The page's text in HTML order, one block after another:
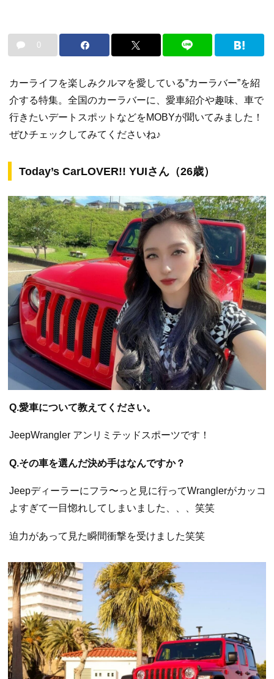
0
カーライフを楽しみクルマを愛している”カーラバー”を紹
介する特集。全国のカーラバーに、愛車紹介や趣味、車で
行きたいデートスポットなどをMOBYが聞いてみました！
ぜひチェックしてみてくださいね♪
Today’s CarLOVER!! YUIさん（26歳）
Q.愛車について教えてください。
JeepWrangler アンリミテッドスポーツです！
Q.その車を選んだ決め手はなんですか？
Jeepディーラーにフラ〜っと見に行ってWranglerがカッコ
よすぎて一目惚れしてしまいました、、、笑笑
迫力があって見た瞬間衝撃を受けました笑笑